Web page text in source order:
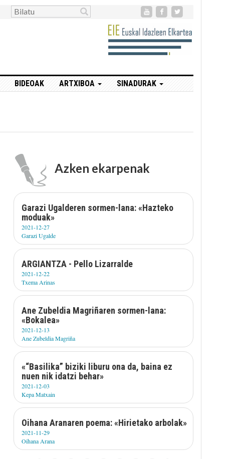
BIDEOAK ARTXIBOA SINADURAK
Azken ekarpenak
Garazi Ugalderen sormen-lana: «Hazteko
moduak»
2021-12-27
Garazi Ugalde
ARGIANTZA - Pello Lizarralde
2021-12-22
Txema Arinas
Ane Zubeldia Magriñaren sormen-lana:
«Bokalea»
2021-12-13
Ane Zubeldia Magriña
«“Basilika” biziki liburu ona da, baina ez
nuen nik idatzi behar»
2021-12-03
Kepa Matxain
Oihana Aranaren poema: «Hirietako arbolak»
2021-11-29
Oihana Arana